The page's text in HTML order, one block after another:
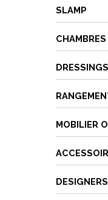
SLAMP
DRESSINGS
MOBILIER
DESIGNERS